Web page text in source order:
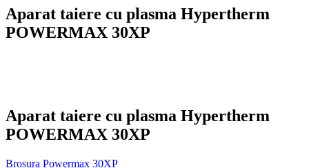
Aparat taiere cu plasma Hypertherm
POWERMAX 30XP
Aparat taiere cu plasma Hypertherm
POWERMAX 30XP
Brosura Powermax 30XP